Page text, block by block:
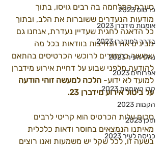
כרטוס 2023
אומנות מידברן 2023
בדרך למידברן 2023
נהלי העיר 2023
אפרוחים 2023
קרן האומנות 2023
הקמות 2023
תוכן 2023
כניסה לעיר 2023
סערת המלחמה בה רבים גויסו, בתוך
מודעות הנעדרים ששוברות את הלב, ובתוך
כל הדאגה לחגית שעדיין נעדרת, אנחנו גם
מבינים את הנחיצות בוודאות בכל מה
שקשור בהחזרים לרוכשי הכרטיסים בהתאם
להודעה מלפני שבוע על דחיית אירוע מידברן
למועד לא ידוע- הלכה למעשה זוהי הודעה
על ביטול אירוע מידברן 23.
סכום עלות הכרטיס הוא קריטי לרבים
מאיתנו הנמצאים בחוסר ודאות כלכלית
בשעה זו, לכל שקל יש משמעות ואנו רוצים